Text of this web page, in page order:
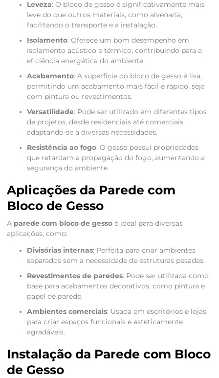
Leveza: O bloco de gesso é significativamente mais
leve do que outros materiais, como alvenaria,
facilitando o transporte e a instalação.
Isolamento: Oferece um bom desempenho em
isolamento acústico e térmico, contribuindo para a
eficiência energética do ambiente.
Acabamento: A superfície do bloco de gesso é lisa,
permitindo um acabamento mais fácil e rápido, seja
com pintura ou revestimentos.
Versatilidade: Pode ser utilizado em diferentes tipos
de projetos, desde residenciais até comerciais,
adaptando-se a diversas necessidades.
Resistência ao fogo: O gesso possui propriedades
que retardam a propagação do fogo, aumentando a
segurança do ambiente.
Aplicações da Parede com
Bloco de Gesso
A parede com bloco de gessoé ideal para diversas
aplicações, como:
Divisórias internas: Perfeita para criar ambientes
separados sem a necessidade de estruturas pesadas.
Revestimentos de paredes: Pode ser utilizada como
base para acabamentos decorativos, como pintura e
papel de parede.
Ambientes comerciais: Usada em escritórios e lojas
para criar espaços funcionais e esteticamente
agradáveis.
Instalação da Parede com Bloco
de Gesso